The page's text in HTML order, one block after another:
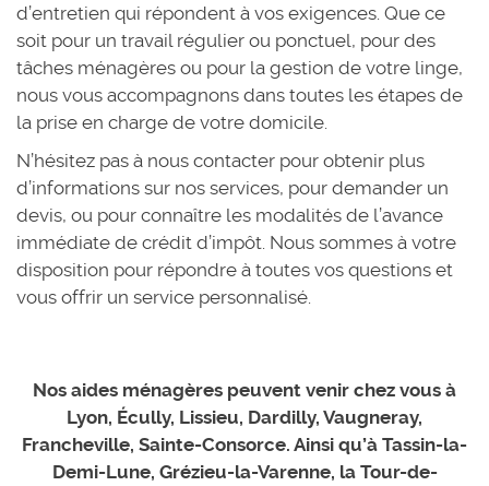
d’entretien qui répondent à vos exigences. Que ce
soit pour un travail régulier ou ponctuel, pour des
tâches ménagères ou pour la gestion de votre linge,
nous vous accompagnons dans toutes les étapes de
la prise en charge de votre domicile.
N’hésitez pas à nous contacter pour obtenir plus
d’informations sur nos services, pour demander un
devis, ou pour connaître les modalités de l’avance
immédiate de crédit d’impôt. Nous sommes à votre
disposition pour répondre à toutes vos questions et
vous offrir un service personnalisé.
Nos aides ménagères peuvent venir chez vous à
Lyon, Écully, Lissieu, Dardilly, Vaugneray,
Francheville, Sainte-Consorce. Ainsi qu’à Tassin-la-
Demi-Lune, Grézieu-la-Varenne, la Tour-de-